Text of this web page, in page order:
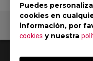
Puedes
cookies en
información, por
cookies y nuestra